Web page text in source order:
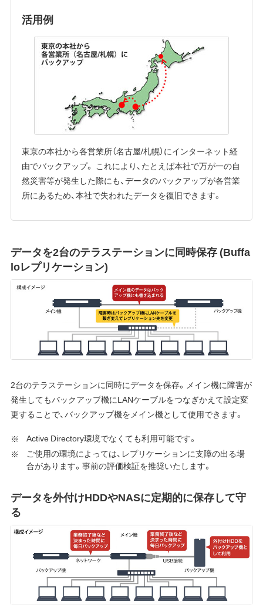
活用例
東京の本社から各営業所（名古屋/札幌）にインターネット経
由でバックアップ。 これにより、たとえば本社で万が一の自
然災害等が発生した際にも、データのバックアップが各営業
所にあるため、本社で失われたデータを復旧できます。
データを2台のテラステーションに同時保存 (Buffa
loレプリケーション)
2台のテラステーションに同時にデータを保存。メイン機に障害が
発生してもバックアップ機にLANケーブルをつなぎかえて設定変
更することで、バックアップ機をメイン機として使用できます。
Active Directory環境でなくても利用可能です。
ご使用の環境によっては、レプリケーションに支障の出る場
合があります。事前の評価検証を推奨いたします。
データを外付けHDDやNASに定期的に保存して守
る